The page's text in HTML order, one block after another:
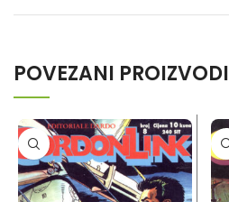
POVEZANI PROIZVODI